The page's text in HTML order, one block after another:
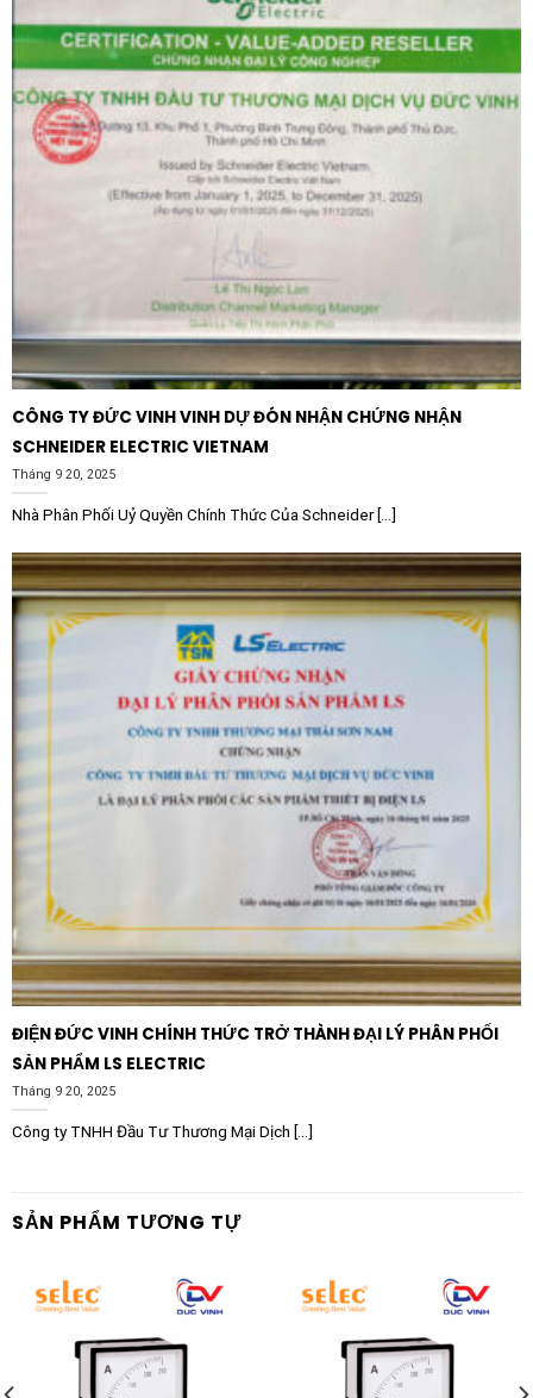
CÔNG TY ĐỨC VINH VINH DỰ ĐÓN NHẬN CHỨNG NHẬN
SCHNEIDER ELECTRIC VIETNAM
Tháng 9 20, 2025
Nhà Phân Phối Uỷ Quyền Chính Thức Của Schneider [...]
ĐIỆN ĐỨC VINH CHÍNH THỨC TRỞ THÀNH ĐẠI LÝ PHÂN PHỐI
SẢN PHẨM LS ELECTRIC
Tháng 9 20, 2025
Công ty TNHH Đầu Tư Thương Mại Dịch [...]
SẢN PHẨM TƯƠNG TỰ